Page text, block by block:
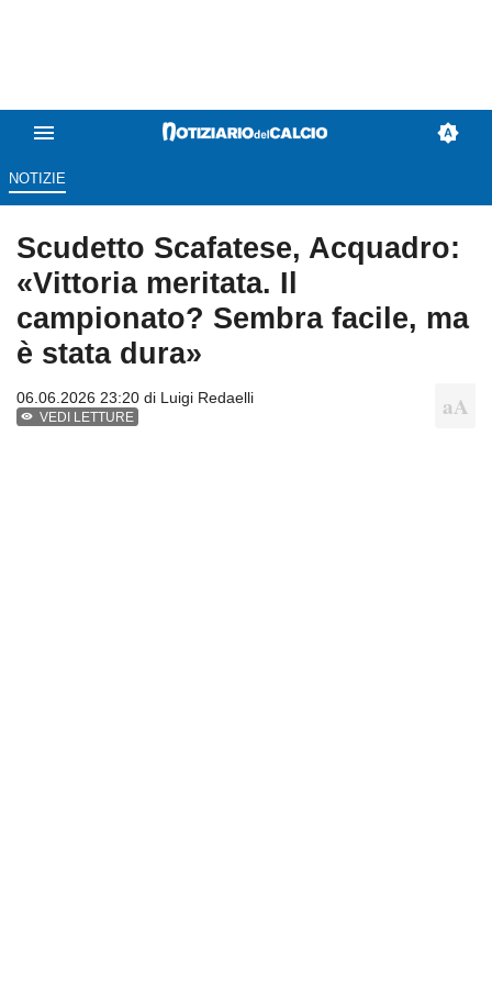
NOTIZIE
Scudetto Scafatese, Acquadro:
«Vittoria meritata. Il
campionato? Sembra facile, ma
è stata dura»
06.06.2026 23:20 di Luigi Redaelli
VEDI LETTURE